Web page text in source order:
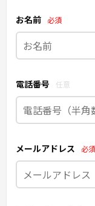
お名前 必須
電話番号 任意
メールアドレス 必須